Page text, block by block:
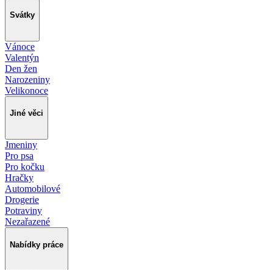
Svátky
Vánoce
Valentýn
Den žen
Narozeniny
Velikonoce
Jiné věci
Jmeniny
Pro psa
Pro kočku
Hračky
Automobilové
Drogerie
Potraviny
Nezařazené
Nabídky práce